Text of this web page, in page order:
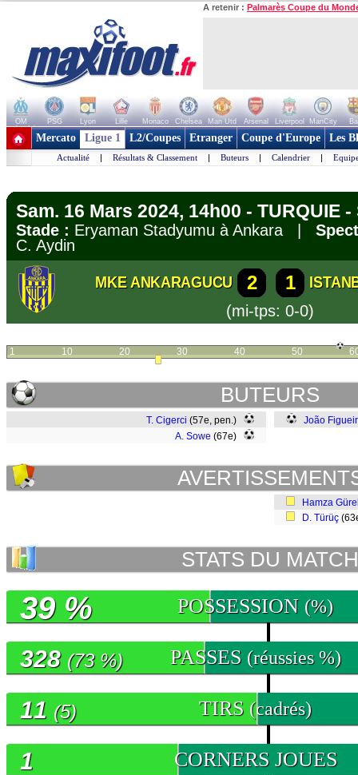
A retenir : Palmarès Coupe du
OM PSG Lyon Lille Monaco Chelsea Man Utd Arsenal Liverpool ManCity
+ de clubs
Mercato Ligue 1 L2/Coupes Etranger Coupe d'Europe Les
Actualité | Résultats & Classement | Buteurs | Calendrier |
Sam. 16 Mars 2024, 14h00 - TURQUIE
Stade : Eryaman Stadyumu à Ankara |
C. Aydin
MKE ANKARAGUCU 2 1
(mi-tps: 0-0)
1 10 20 30 40 50
BUTEURS
T. Cigerci (57e, pen.)
A. Sowe (67e)
João
Hamza
D. Türüç
STATS DU MATCH
POSSESSION (%)
39 %
PASSES (réussies %)
328 (73 %)
TIRS (cadrés)
11 (5)
CORNERS JOUES
1